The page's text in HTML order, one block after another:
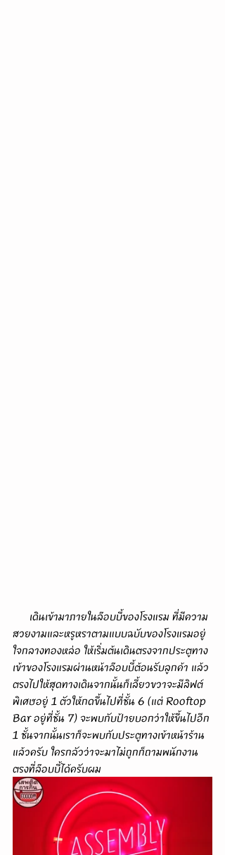
สวยงามและหรูหราตามแบบฉบับของโรงแรมอยู่
ใจกลางทองหล่อ ให้เริ่มต้นเดินตรงจากประตูทาง
เข้าของโรงแรมผ่านหน้าล๊อบบี้ต้อนรับลูกค้า แล้ว
ตรงไปให้สุดทางเดินจากนั้นก็เลี้ยวขวาจะมีลิฟต์
พิเศษอยู่ 1 ตัวให้กดขึ้นไปที่ชั้น 6 (แต่ Rooftop
Bar อยู่ที่ชั้น 7) จะพบกับป้ายบอกว่าให้ขึ้นไปอีก
1 ชั้นจากนั้นเราก็จะพบกับประตูทางเข้าหน้าร้าน
แล้วครับ ใครกลัวว่าจะมาไม่ถูกก็ถามพนักงาน
ตรงที่ล๊อบบี้ได้ครับผม